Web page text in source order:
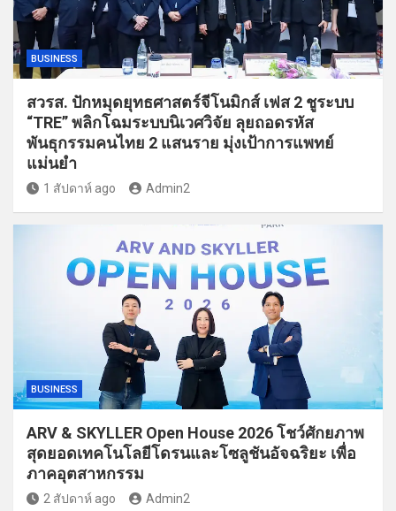
BUSINESS
สวรส. ปักหมุดยุทธศาสตร์จีโนมิกส์ เฟส 2 ชูระบบ
“TRE” พลิกโฉมระบบนิเวศวิจัย ลุยถอดรหัส
พันธุกรรมคนไทย 2 แสนราย มุ่งเป้าการแพทย์
แม่นยำ
1 สัปดาห์ ago Admin2
BUSINESS
ARV & SKYLLER Open House 2026 โชว์ศักยภาพ
สุดยอดเทคโนโลยีโดรนและโซลูชันอัจฉริยะ เพื่อ
ภาคอุตสาหกรรม
2 สัปดาห์ ago Admin2